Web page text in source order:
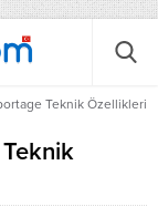
Teknik Özellikleri